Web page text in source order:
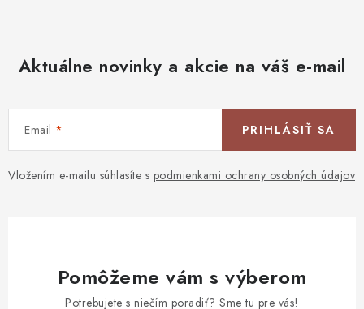
Aktuálne novinky a akcie na váš e-mail
Email
Vložením e-mailu súhlasíte s podmienkami ochrany osobných údajov
PRIHLÁSIŤ SA
Pomôžeme vám s výberom
Potrebujete s niečím poradiť? Sme tu pre vás!